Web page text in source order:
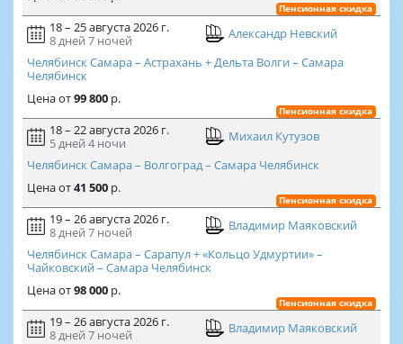
Пенсионная скидка
18 – 25 августа 2026 г.
8 дней 7 ночей
Александр Невский
Челябинск Самара – Астрахань + Дельта Волги – Самара
Челябинск
Ценаот99 800р.
Пенсионная скидка
18 – 22 августа 2026 г.
5 дней 4 ночи
Михаил Кутузов
Челябинск Самара – Волгоград – Самара Челябинск
Ценаот41 500р.
Пенсионная скидка
19 – 26 августа 2026 г.
8 дней 7 ночей
Владимир Маяковский
Челябинск Самара – Сарапул + «Кольцо Удмуртии» –
Чайковский – Самара Челябинск
Ценаот98 000р.
Пенсионная скидка
19 – 26 августа 2026 г.
8 дней 7 ночей
Владимир Маяковский